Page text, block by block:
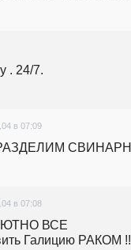
. 24/7.
в 07:09
в 07:08
ВСЕ
Галицию РАКОМ